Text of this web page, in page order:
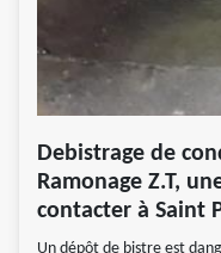
Debistrage de
Ramonage Z.T,
contacter à Saint
Un dépôt de bistre est